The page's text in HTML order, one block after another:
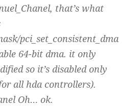
that’s what
pci_set_consistent_dma
64-bit dma. it only
so it’s disabled only
all hda controllers).
Oh… ok.